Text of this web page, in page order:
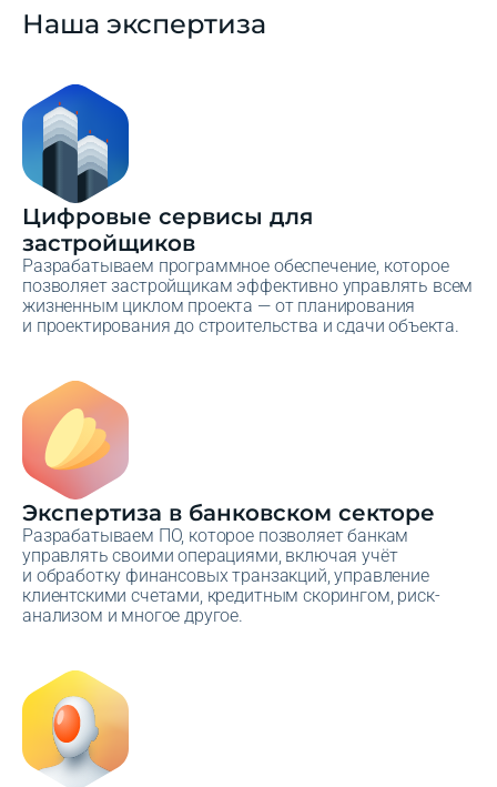
Наша экспертиза
Цифровые сервисы для
застройщиков
Разрабатываем программное обеспечение, которое
позволяет застройщикам эффективно управлять всем
жизненным циклом проекта — от планирования
и проектирования до строительства и сдачи объекта.
Экспертиза в банковском секторе
Разрабатываем ПО, которое позволяет банкам
управлять своими операциями, включая учёт
и обработку финансовых транзакций, управление
клиентскими счетами, кредитным скорингом, риск-
анализом и многое другое.